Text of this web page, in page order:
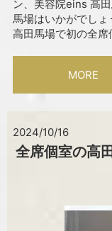
ン、美容院eins 高
馬場はいかがでし
高田馬場で初の全
MORE
2024/10/16
全席個室の高